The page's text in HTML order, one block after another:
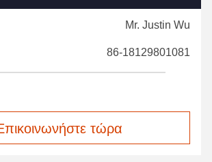
Mr. Justin Wu
86-18129801081
τώρα